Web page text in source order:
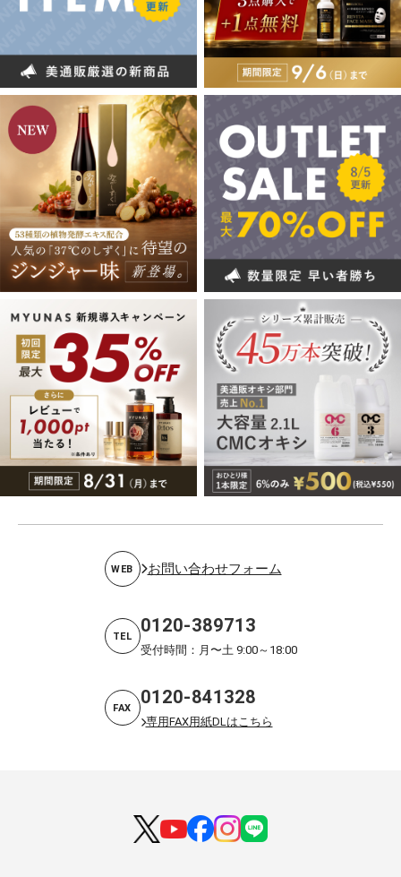
WEB お問い合わせフォーム
TEL 0120-389713
受付時間：月〜土 9:00～18:00
FAX 0120-841328
専用FAX用紙DLはこちら